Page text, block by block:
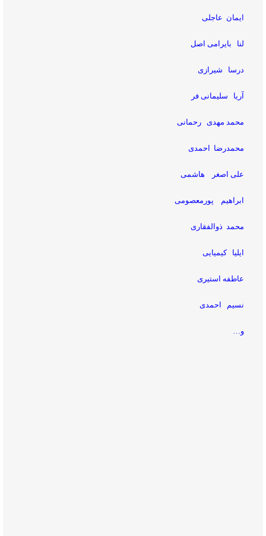
ایمان عاجلی
لنا بایرامی اصل
درسا شیرازی
آریا سلیمانی فر
محمد مهدی رحمانی
محمدرضا احمدی
علی اصغر هاشمی
ابراهیم پورمعصومی
محمد ذوالفقاری
ایلیا کیمیایی
عاطفه استیری
نسیم احمدی
و…